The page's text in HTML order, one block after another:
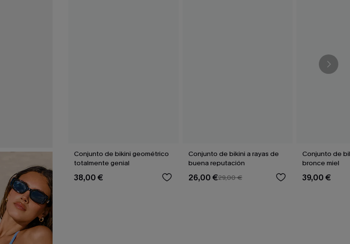
Conjunto de bikini geométrico
totalmente genial
38,00 €
Conjunto de bikini a rayas de
buena reputación
26,00 €29,00 €
Conjunto de
bronce miel
39,00 €